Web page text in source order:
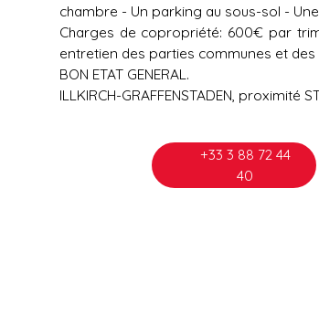
chambre - Un parking au sous-sol -
Charges de copropriété: 600€ par
entretien des parties communes et des
BON ETAT GENERAL.
ILLKIRCH-GRAFFENSTADEN, proximité
+33 3 88 72 44
40